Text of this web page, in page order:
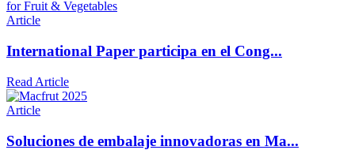
Article
International Paper participa en el Cong...
Read Article
Article
Soluciones de embalaje innovadoras en Ma...